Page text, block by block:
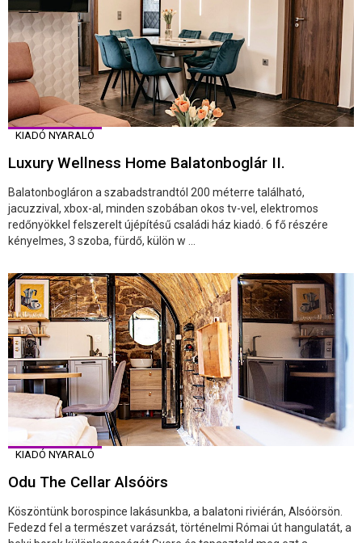
KIADÓ NYARALÓ
Luxury Wellness Home Balatonboglár II.
Balatonbogláron a szabadstrandtól 200 méterre található,
jacuzzival, xbox-al, minden szobában okos tv-vel, elektromos
redőnyökkel felszerelt újépítésű családi ház kiadó. 6 fő részére
kényelmes, 3 szoba, fürdő, külön w ...
KIADÓ NYARALÓ
Odu The Cellar Alsóörs
Köszöntünk borospince lakásunkba, a balatoni riviérán, Alsóörsön.
Fedezd fel a természet varázsát, történelmi Római út hangulatát, a